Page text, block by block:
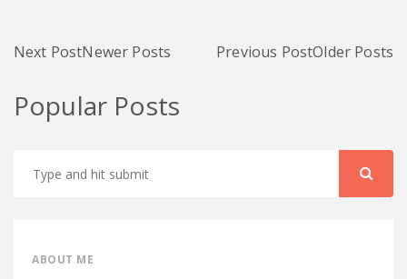
Next PostNewer Posts Previous PostOlder Posts
Popular Posts
ABOUT ME